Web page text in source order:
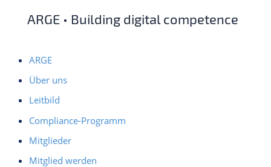
ARGE • Building digital competence
ARGE
Über uns
Leitbild
Compliance-Programm
Mitglieder
Mitglied werden